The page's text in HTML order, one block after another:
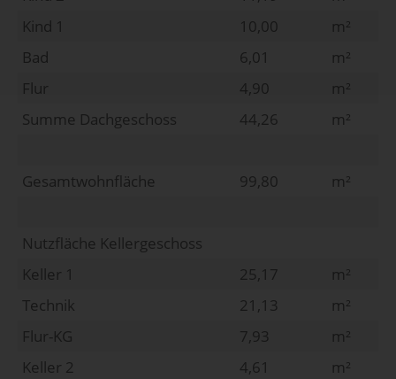
Kind 1
10,00
m²
Bad
6,01
m²
Flur
4,90
m²
Summe Dachgeschoss
44,26 m²
Gesamtwohnfläche 99,80 m²
Nutzfläche Kellergeschoss
Keller 1
25,17
m²
Technik
21,13
m²
Flur-KG
7,93
m²
Keller 2
4,61
m²